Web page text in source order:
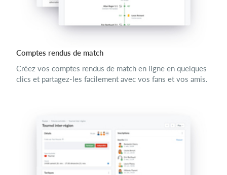
Comptes rendus de match
Créez vos comptes rendus de match en ligne en quelques
clics et partagez-les facilement avec vos fans et vos amis.